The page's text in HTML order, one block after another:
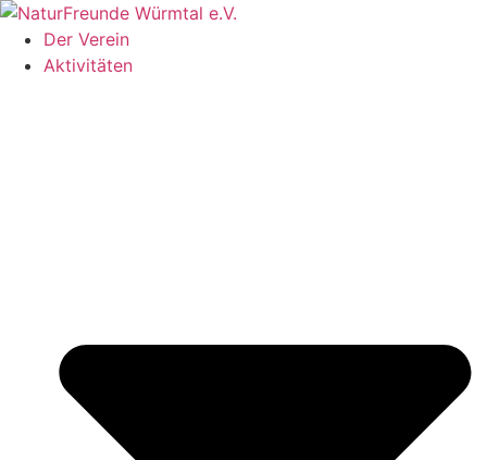
Zum
Inhalt
springen
Der Verein
Aktivitäten